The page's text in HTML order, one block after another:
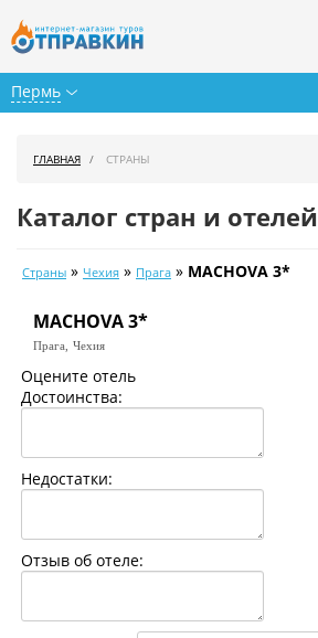
Пермь
Календарь туров
Цены дня
Страны
ГЛАВНАЯ СТРАНЫ
Каталог стран и отелей
Страны » Чехия » Прага » MACHOVA 3*
MACHOVA 3*
Прага, Чехия
Оцените отель
Достоинства:
Недостатки:
Отзыв об отеле: